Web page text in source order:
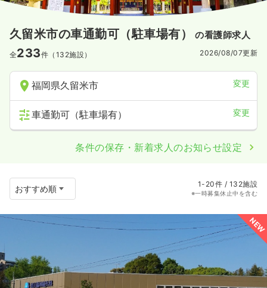
久留米市の車通勤可（駐車場有） の看護師求人
全233件（132施設） 2026/08/07更新
福岡県久留米市 変更
車通勤可（駐車場有） 変更
条件の保存・新着求人のお知らせ設定
1-20件 / 132施設
※一時募集休止中を含む
NEW